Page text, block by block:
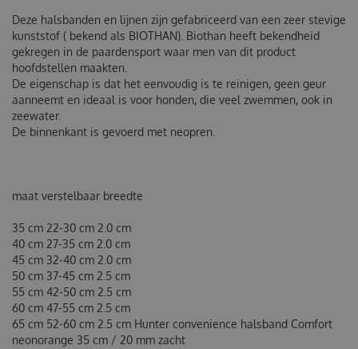
Deze halsbanden en lijnen zijn gefabriceerd van een zeer stevige
kunststof ( bekend als BIOTHAN). Biothan heeft bekendheid
gekregen in de paardensport waar men van dit product
hoofdstellen maakten.
De eigenschap is dat het eenvoudig is te reinigen, geen geur
aanneemt en ideaal is voor honden, die veel zwemmen, ook in
zeewater.
De binnenkant is gevoerd met neopren.
maat verstelbaar breedte
35 cm 22-30 cm 2.0 cm
40 cm 27-35 cm 2.0 cm
45 cm 32-40 cm 2.0 cm
50 cm 37-45 cm 2.5 cm
55 cm 42-50 cm 2.5 cm
60 cm 47-55 cm 2.5 cm
65 cm 52-60 cm 2.5 cm Hunter convenience halsband Comfort
neonorange 35 cm / 20 mm zacht